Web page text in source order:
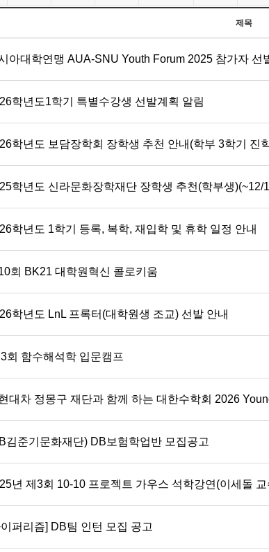
제목
아대학연맹 AUA-SNU Youth Forum 2025 참가자 선
학년도1학기 특별수강생 선발계획 알림
학년도 보담장학회 장학생 추천 안내(학부 3학기 진
학년도 신라문화장학재단 장학생 추천(학부생)(~12/
학년도 1학기 등록, 복학, 재입학 및 휴학 일정 안내
회 BK21 대학원혁신 콜로키움
학년도 LnL 프록터(대학원생 조교) 선발 안내
회 함수해석학 입문캠프
대차 정몽구 재단과 함께 하는 대한수학회 2026
김준기문화재단) DB보험학업반 모집공고
년 제3회 10-10 프로젝트 가우스 석학강연(이세돌
이퍼리즘] DB팀 인턴 모집 공고